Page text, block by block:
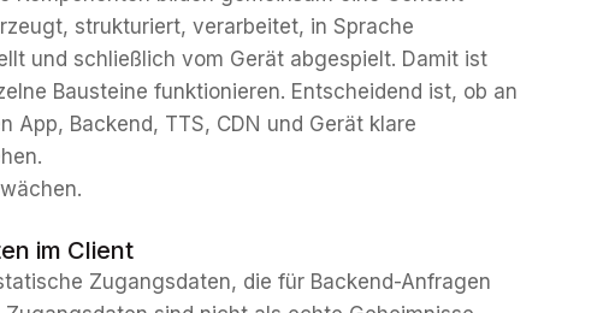
strukturiert, verarbeitet, in Sprache
und schließlich vom Gerät abgespielt. Damit ist
Bausteine funktionieren. Entscheidend ist, ob an
App, Backend, TTS, CDN und Gerät klare
im Client
Zugangsdaten, die für Backend-Anfragen